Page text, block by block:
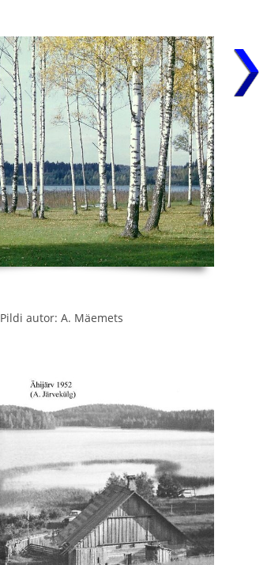
Pildi autor: A. Mäemets